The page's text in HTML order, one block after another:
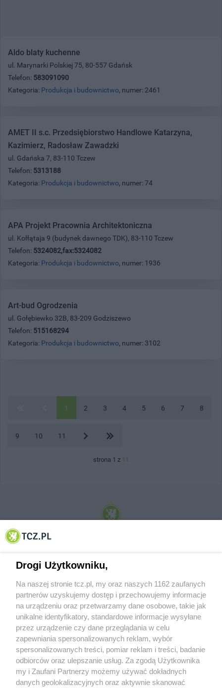
Aldo blaty kuchenne
ul. Marynarki Polskiej 75, 80-557 Gdańsk
Telefon: 583091090
Kategoria: Produkcja i budownictwo, numer: 2461
AMET II s.c. Przedsiębiorstwo Handlowe Katarzyna,
Kazimierz, Radosław Zawadzki
ul. Gdańska 7, 83-110 Tczew
Telefon: 5313188
Kategoria: Produkcja i budownictwo, numer: 74
APA Projekt Pracownia Architektoniczna
ul. Kołłątaja 9 (budynek dawnego TDK), 83-110 Tczew
Telefon: 5324082,fax:5324082
Kategoria: Produkcja i budownictwo, numer: 1936
Art-bud Ogrodzenia
ul. Gołębiewko 32B, 83-209 Godziszewo
Telefon: 515168294
Kategoria: Produkcja i budownictwo, numer: 3102
1 2 3 4 5 6 7 8
9 10 11
strona 1 z 11
© 2001-2026 Tczew - TCZ.PL Sp. z o.o. Internetowy Serwis Informacyjny Miasta
O FIRMIE POLITYKA PRYWATNOŚCI HOSTING
REKLAMA WSPÓŁPRACA RSS FACEBOOK KONTAKT
Nasze serwisy
Drogi Użytkowniku,
Na naszej stronie tcz.pl, my oraz naszych 1162 zaufanych
partnerów uzyskujemy dostęp i przechowujemy informacje
na urządzeniu oraz przetwarzamy dane osobowe, takie jak
unikalne identyfikatory, standardowe informacje wysyłane
przez urządzenie czy dane przeglądania w celu
zapewniania spersonalizowanych reklam, wybór
spersonalizowanych treści, pomiar reklam i treści, badanie
odbiorców oraz ulepszanie usług. Za zgodą Użytkownika
my i Zaufani Partnerzy możemy używać dokładnych
danych geolokalizacyjnych oraz aktywnie skanować